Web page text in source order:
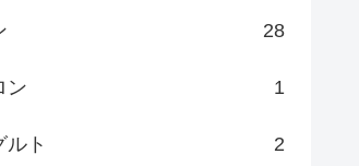
28
ン 1
ルト 2